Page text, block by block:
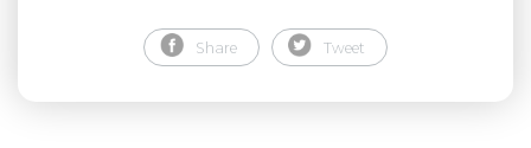
Share Tweet